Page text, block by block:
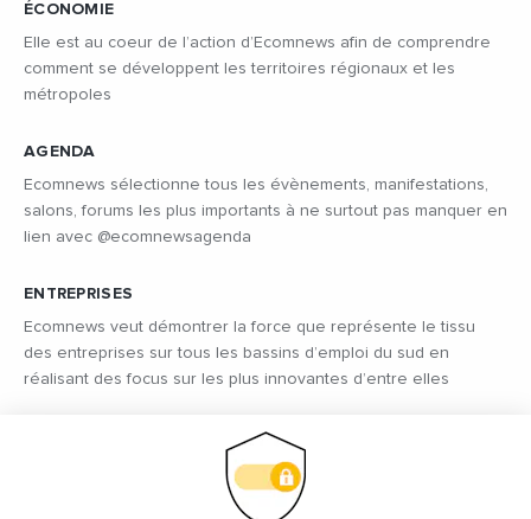
ÉCONOMIE
Elle est au coeur de l’action d’Ecomnews afin de comprendre
comment se développent les territoires régionaux et les
métropoles
AGENDA
Ecomnews sélectionne tous les évènements, manifestations,
salons, forums les plus importants à ne surtout pas manquer en
lien avec @ecomnewsagenda
ENTREPRISES
Ecomnews veut démontrer la force que représente le tissu
des entreprises sur tous les bassins d’emploi du sud en
réalisant des focus sur les plus innovantes d’entre elles
Retrouvez tous les reportages et interviews de terrain réalisés
par nos journalistes professionnels sur les acteurs régionaux